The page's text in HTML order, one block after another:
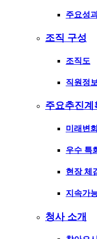
주요성
조직 구성
조직도
직원정
주요추진계
미래변
우수 특
현장 체
지속가
청사 소개